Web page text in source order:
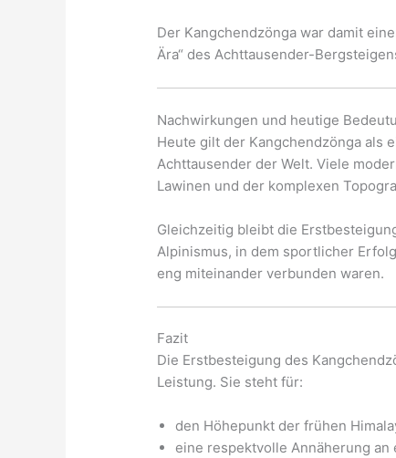
Der Kangchendzönga war damit
Ära“ des Achttausender-
Nachwirkungen und heutige
Heute gilt der Kangchendzönga als
Achttausender der Welt. Viele
Lawinen und der komplexen
Gleichzeitig bleibt die
Alpinismus, in dem sportlicher
eng miteinander verbunden waren.
Fazit
Die Erstbesteigung des
Leistung. Sie steht für:
den Höhepunkt der frühen
eine respektvolle Annäherung an